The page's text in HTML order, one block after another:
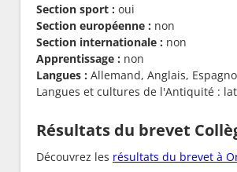
Section sport : oui
Section européenne : non
Section internationale : non
Apprentissage : non
Langues : Allemand, Anglais,
Langues et cultures de l'Antiquité :
Résultats du brevet
Découvrez les résultats du brevet à